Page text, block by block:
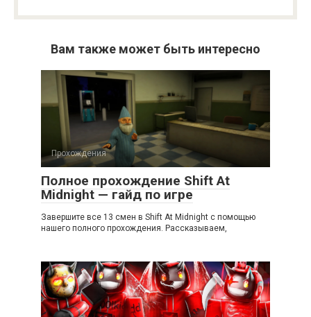
Вам также может быть интересно
Прохождения
Полное прохождение Shift At
Midnight — гайд по игре
Завершите все 13 смен в Shift At Midnight с помощью
нашего полного прохождения. Рассказываем,